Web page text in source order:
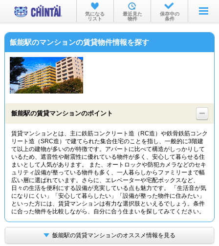
お部屋を探す
沿線・駅から
物件特集から
TOP
気になる
リスト
最近見た
物件
保存中の
条件
飯能駅のマンションの賃貸物件情報を探す
飯能駅の賃貸マンションのポイント
賃貸マンションとは、主に鉄筋コンクリート造（RC造）や鉄骨鉄筋コンク
リート造（SRC造）で建てられた集合住宅のことを指し、一般的に3階建
て以上の建物が多いのが特徴です。アパートに比べて構造がしっかりして
いるため、遮音性や耐震性に優れている物件が多く、安心して暮らせる住
まいとして人気があります。 また、オートロックや防犯カメラなどのセキ
ュリティ設備が整っている物件も多く、一人暮らしからファミリーまで幅
広い層に選ばれています。さらに、エレベーターや宅配ボックスなど、
日々の生活を便利にする設備が充実している点も魅力です。 「生活音が気
になりにくい」「安心して暮らしたい」「設備が整った物件に住みたい」
といった方には、賃貸マンションは有力な選択肢といえるでしょう。条件
に合った物件を比較しながら、自分に合う住まいを探してみてください。
飯能駅の賃貸マンションのオススメ情報を見る